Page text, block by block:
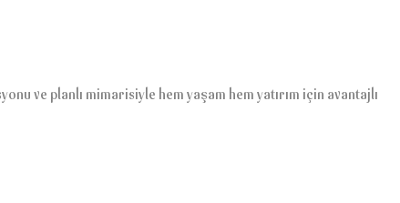
ve planlı mimarisiyle hem yaşam hem yatırım için avantajlı